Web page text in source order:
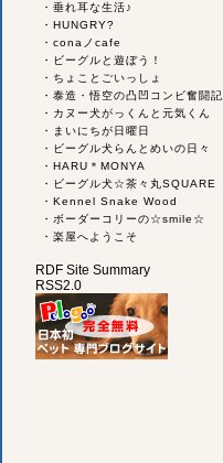
・ 垂れ耳な生活♪
・ HUNGRY?
・ conaノcafe
・
ビーグルと遊ぼう！
・ ちょことごいっしょ
・ 泰造・悟空の凸凹コンビ奮闘記
・ カヌー犬がっくんと元気くん
・
まいにちが日曜日
・
ビーグル犬らんとめいの日々
・ HARU＊MONYA
・
ビーグル犬☆茶々丸SQUARE
・ Kennel Snake Wood
・ ボーダーコリーの☆smile☆
・ 楽屋へようこそ
RDF Site Summary
RSS2.0